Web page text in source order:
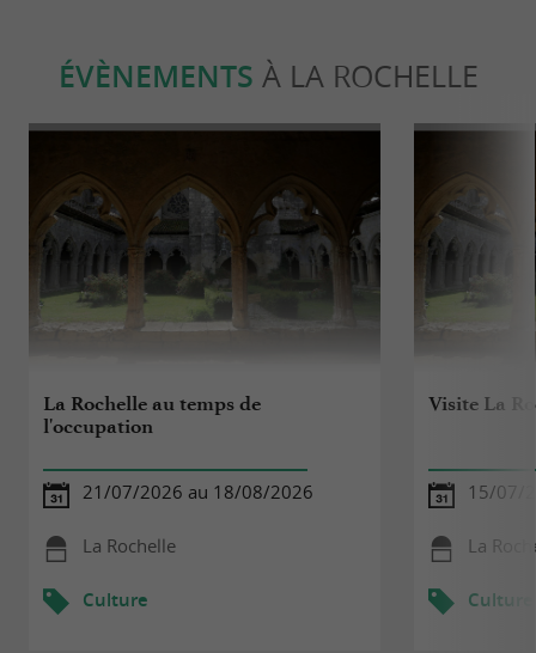
ÉVÈNEMENTS À LA ROCHELLE
La Rochelle au temps de
l'occupation
21/07/2026 au 18/08/2026
La Rochelle
Culture
Visite La
15/07/
La
Culture